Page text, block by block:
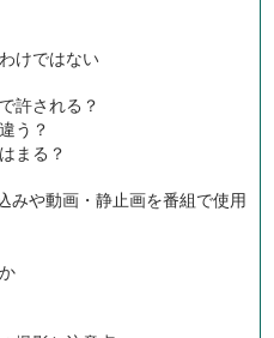
けではない
許される？
う？
まる？
みや動画・静止画を番組で使用